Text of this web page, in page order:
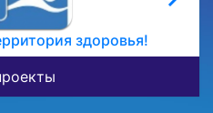
здоровья!